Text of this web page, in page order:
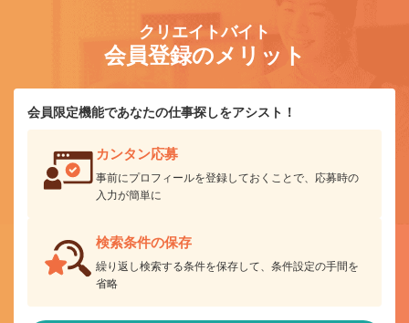
クリエイトバイト
会員登録のメリット
会員限定機能であなたの仕事探しをアシスト！
カンタン応募
事前にプロフィールを登録しておくことで、応募時の
入力が簡単に
検索条件の保存
繰り返し検索する条件を保存して、条件設定の手間を
省略